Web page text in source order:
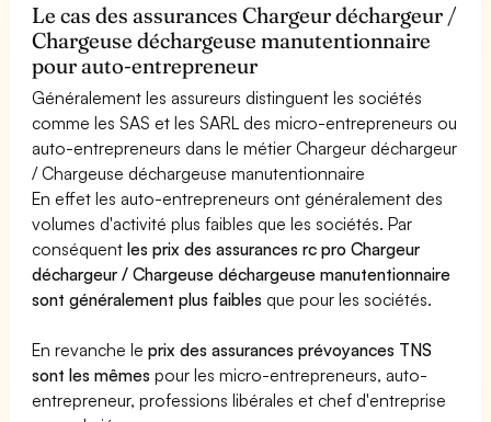
Le cas des assurances Chargeur déchargeur /
Chargeuse déchargeuse manutentionnaire
pour auto-entrepreneur
Généralement les assureurs distinguent les sociétés
comme les SAS et les SARL des micro-entrepreneurs ou
auto-entrepreneurs dans le métier Chargeur déchargeur
/ Chargeuse déchargeuse manutentionnaire
En effet les auto-entrepreneurs ont généralement des
volumes d'activité plus faibles que les sociétés. Par
conséquentles prix des assurances rc pro Chargeur
déchargeur / Chargeuse déchargeuse manutentionnaire
sont généralement plus faibles que pour les sociétés.
En revanche leprix des assurances prévoyances TNS
sont les mêmes pour les micro-entrepreneurs, auto-
entrepreneur, professions libérales et chef d'entreprise